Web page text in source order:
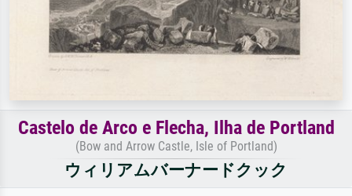
Castelo de Arco e Flecha, Ilha de Portland
(Bow and Arrow Castle, Isle of Portland)
ウィリアムバーナードクック